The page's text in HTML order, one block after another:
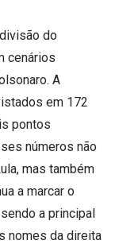
do
cenários
A
em 172
pontos
números não
mas também
a marcar o
a principal
nomes da direita